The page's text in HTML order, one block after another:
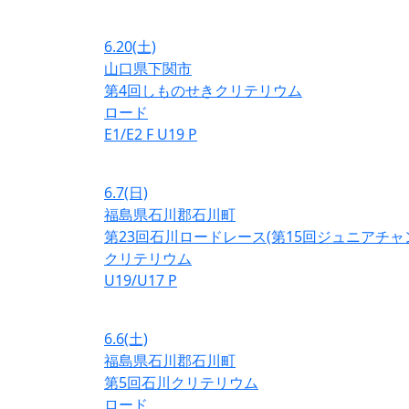
6.20(土)
山口県下関市
第4回しものせきクリテリウム
ロード
E1/E2 F U19 P
6.7(日)
福島県石川郡石川町
第23回石川ロードレース(第15回ジュニアチャ
クリテリウム
U19/U17 P
6.6(土)
福島県石川郡石川町
第5回石川クリテリウム
ロード